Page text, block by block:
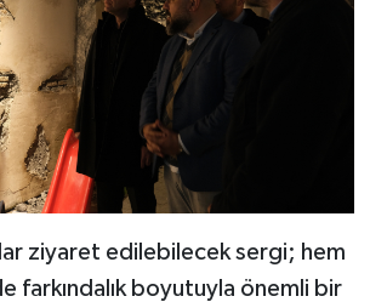
ziyaret edilebilecek sergi; hem
farkındalık boyutuyla önemli bir